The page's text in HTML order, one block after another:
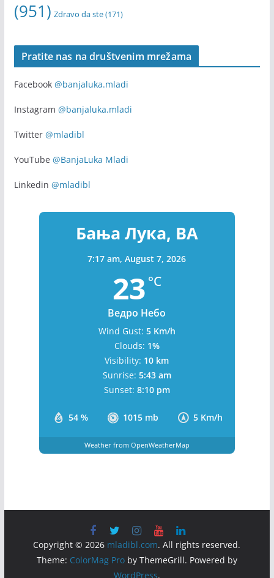
(951) Zdravo da ste(171)
Pratite nas na društvenim mrežama
Facebook @banjaluka.mladi
Instagram @banjaluka.mladi
Twitter @mladibl
YouTube @BanjaLuka Mladi
Linkedin @mladibl
Бања Лука, BA
7:17 am,August 7, 2026
23 °C
Ведро Небо
54 % 1015 mb 5 Km/h
Wind Gust: 5 Km/h
Clouds: 1%
Visibility: 10 km
Sunrise: 5:43 am
Sunset: 8:10 pm
Weather from OpenWeatherMap
Copyright © 2026 mladibl.com. All rights reserved.
Theme: ColorMag Proby ThemeGrill. Powered by
WordPress.